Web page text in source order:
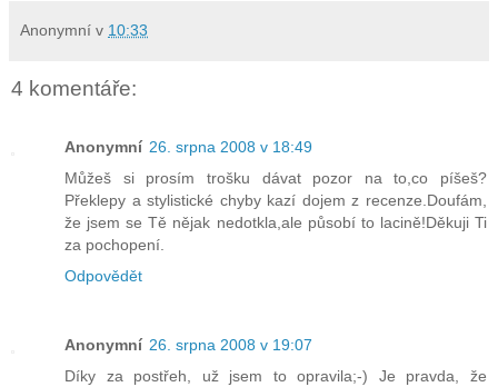
Anonymní v 10:33
4 komentáře:
Anonymní 26. srpna 2008 v 18:49
Můžeš si prosím trošku dávat pozor na to,co píšeš?
Překlepy a stylistické chyby kazí dojem z recenze.Doufám,
že jsem se Tě nějak nedotkla,ale působí to lacině!Děkuji Ti
za pochopení.
Odpovědět
Anonymní 26. srpna 2008 v 19:07
Díky za postřeh, už jsem to opravila;-) Je pravda, že